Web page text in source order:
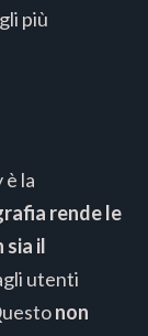
più
la
rende le
sia il
utenti
non